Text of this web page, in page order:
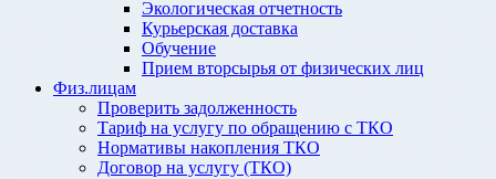
Экологическая отчетность
Курьерская доставка
Обучение
Прием вторсырья от физических лиц
Физ.лицам
Проверить задолженность
Тариф на услугу по обращению с ТКО
Нормативы накопления ТКО
Договор на услугу (ТКО)